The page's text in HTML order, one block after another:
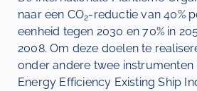
naar een CO2-reductie van 40%
eenheid tegen 2030 en 70% in
2008. Om deze doelen te
onder andere twee instrumenten
Energy Efficiency Existing Ship